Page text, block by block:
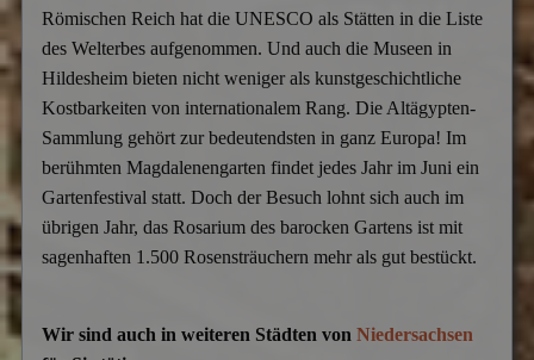
Römischen Reich hat die UNESCO als Stätten in die Liste
des Welterbes aufgenommen. Und auch die Museen in
Hildesheim bieten nicht weniger als kunstgeschichtliche
Kostbarkeiten von internationalem Rang. Die Altägypten-
Sammlung gehört zur bedeutendsten in ganz Europa! Im
berühmten Magdalenengarten findet jedes Jahr im Juni ein
Gartenfestival statt. Doch der Besuch lohnt sich auch im
übrigen Jahr, das Rosarium des barocken Gartens ist mit
sagenhaften 1.500 Rosensträuchern mehr als gut bestückt.
Wir sind auch in weiteren Städten vonNiedersachsen